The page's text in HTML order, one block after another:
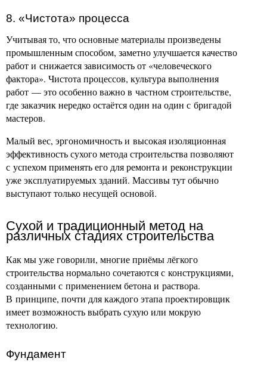
8. «Чистота» процесса
Учитывая то, что основные материалы произведены
промышленным способом, заметно улучшается качество
работ и снижается зависимость от «человеческого
фактора». Чистота процессов, культура выполнения
работ — это особенно важно в частном строительстве,
где заказчик нередко остаётся один на один с бригадой
мастеров.
Малый вес, эргономичность и высокая изоляционная
эффективность сухого метода строительства позволяют
с успехом применять его для ремонта и реконструкции
уже эксплуатируемых зданий. Массивы тут обычно
выступают только несущей основой.
Сухой и традиционный метод на
различных стадиях строительства
Как мы уже говорили, многие приёмы лёгкого
строительства нормально сочетаются с конструкциями,
созданными с применением бетона и раствора.
В принципе, почти для каждого этапа проектировщик
имеет возможность выбрать сухую или мокрую
технологию.
Фундамент